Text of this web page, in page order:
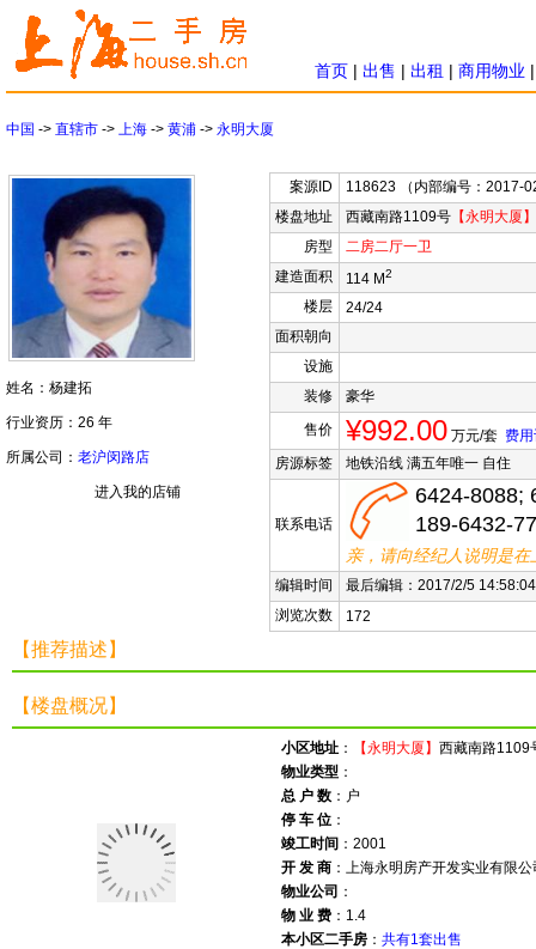
首页 | 出售 | 出租 | 商用物业
中国 -> 直辖市 -> 上海 -> 黄浦 -> 永明大厦
姓名：杨建拓
行业资历：26 年
所属公司： 老沪闵路店
进入我的店铺
案源ID
118623 （内部编号：2017-
楼盘地址
西藏南路1109号 【永明大厦】
房型
二房二厅一卫
建造面积
114 M2
楼层
24/24
面积朝向
设施
装修
豪华
售价
¥992.00 万元/套 费
房源标签
地铁沿线 满五年唯一 自住
联系电话
6424-8088;
189-6432-
亲，请向经纪人说明是
编辑时间
最后编辑：2017/2/5 14:58:04
浏览次数
172
【推荐描述】
【楼盘概况】
小区地址 ： 【永明大厦】 西藏南路1109
物业类型 ：
总 户 数 ：户
停 车 位 ：
竣工时间 ：2001
开 发 商 ：上海永明房产开发实业有限公
物业公司 ：
物 业 费 ：1.4
本小区二手房 ： 共有1套出售